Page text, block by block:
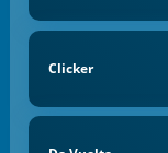
Clicker